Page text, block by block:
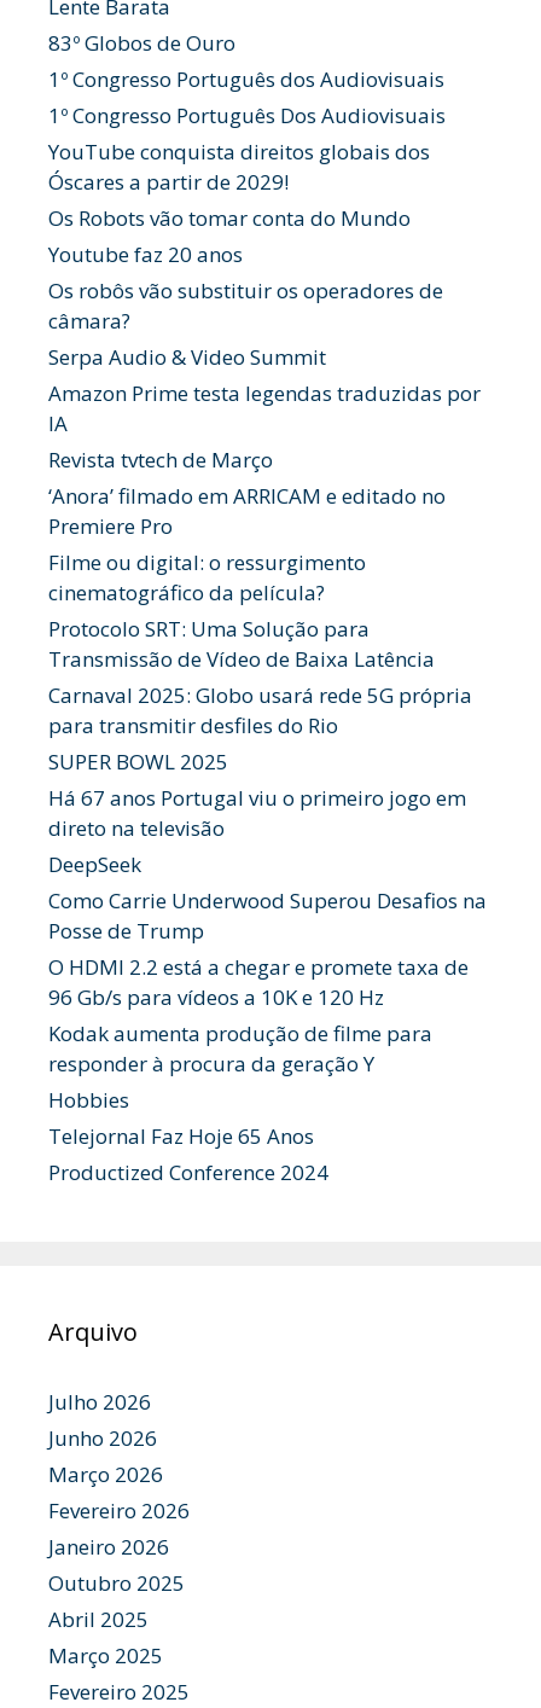
Lente Barata
83º Globos de Ouro
1º Congresso Português dos Audiovisuais
1º Congresso Português Dos Audiovisuais
YouTube conquista direitos globais dos
Óscares a partir de 2029!
Os Robots vão tomar conta do Mundo
Youtube faz 20 anos
Os robôs vão substituir os operadores de
câmara?
Serpa Audio & Video Summit
Amazon Prime testa legendas traduzidas por
IA
Revista tvtech de Março
‘Anora’ filmado em ARRICAM e editado no
Premiere Pro
Filme ou digital: o ressurgimento
cinematográfico da película?
Protocolo SRT: Uma Solução para
Transmissão de Vídeo de Baixa Latência
Carnaval 2025: Globo usará rede 5G própria
para transmitir desfiles do Rio
SUPER BOWL 2025
Há 67 anos Portugal viu o primeiro jogo em
direto na televisão
DeepSeek
Como Carrie Underwood Superou Desafios na
Posse de Trump
O HDMI 2.2 está a chegar e promete taxa de
96 Gb/s para vídeos a 10K e 120 Hz
Kodak aumenta produção de filme para
responder à procura da geração Y
Hobbies
Telejornal Faz Hoje 65 Anos
Productized Conference 2024
Arquivo
Julho 2026
Junho 2026
Março 2026
Fevereiro 2026
Janeiro 2026
Outubro 2025
Abril 2025
Março 2025
Fevereiro 2025